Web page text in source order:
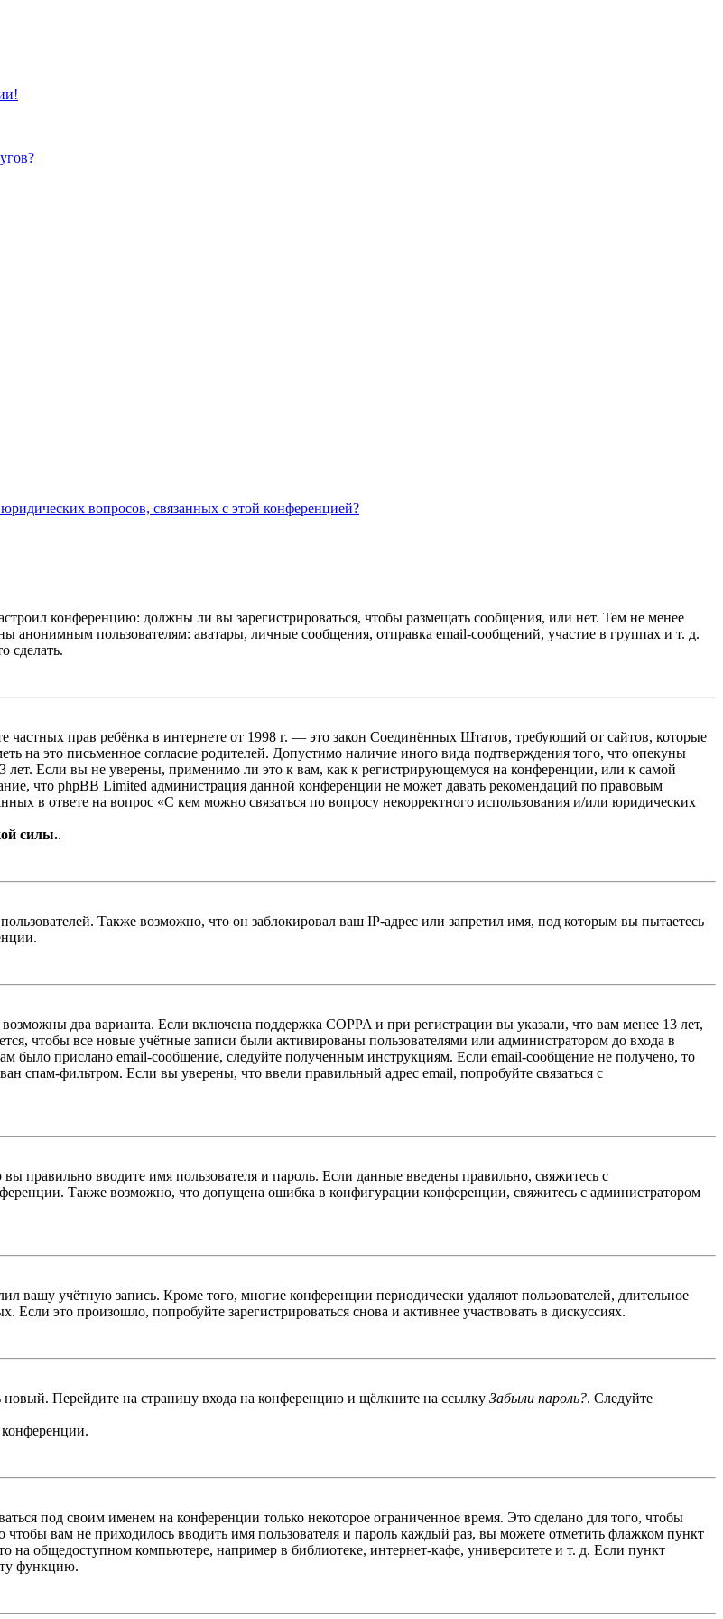
вопросов, связанных с этой конференцией?
конференцию: должны ли вы зарегистрироваться, чтобы размещать сообщения, или нет. Тем не менее
анонимным пользователям: аватары, личные сообщения, отправка email-сообщений, участие в группах и т. д.
сделать.
частных прав ребёнка в интернете от 1998 г. — это закон Соединённых Штатов, требующий от сайтов, которые
на это письменное согласие родителей. Допустимо наличие иного вида подтверждения того, что опекуны
Если вы не уверены, применимо ли это к вам, как к регистрирующемуся на конференции, или к самой
что phpBB Limited администрация данной конференции не может давать рекомендаций по правовым
в ответе на вопрос «С кем можно связаться по вопросу некорректного использования и/или юридических
силы..
Также возможно, что он заблокировал ваш IP-адрес или запретил имя, под которым вы пытаетесь
два варианта. Если включена поддержка COPPA и при регистрации вы указали, что вам менее 13 лет,
чтобы все новые учётные записи были активированы пользователями или администратором до входа в
было прислано email-сообщение, следуйте полученным инструкциям. Если email-сообщение не получено, то
спам-фильтром. Если вы уверены, что ввели правильный адрес email, попробуйте связаться с
правильно вводите имя пользователя и пароль. Если данные введены правильно, свяжитесь с
Также возможно, что допущена ошибка в конфигурации конференции, свяжитесь с администратором
вашу учётную запись. Кроме того, многие конференции периодически удаляют пользователей, длительное
это произошло, попробуйте зарегистрироваться снова и активнее участвовать в дискуссиях.
Перейдите на страницу входа на конференцию и щёлкните на ссылку Забыли пароль?. Следуйте
под своим именем на конференции только некоторое ограниченное время. Это сделано для того, чтобы
чтобы вам не приходилось вводить имя пользователя и пароль каждый раз, вы можете отметить флажком пункт
на общедоступном компьютере, например в библиотеке, интернет-кафе, университете и т. д. Если пункт
функцию.